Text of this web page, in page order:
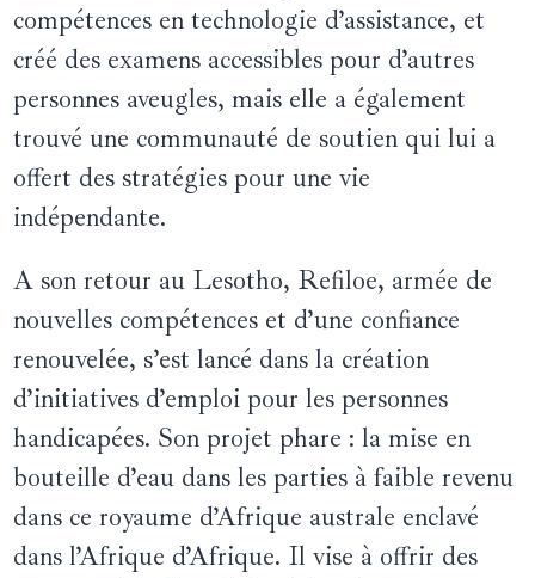
compétences en technologie d’assistance, et
créé des examens accessibles pour d’autres
personnes aveugles, mais elle a également
trouvé une communauté de soutien qui lui a
offert des stratégies pour une vie
indépendante.
A son retour au Lesotho, Refiloe, armée de
nouvelles compétences et d’une confiance
renouvelée, s’est lancé dans la création
d’initiatives d’emploi pour les personnes
handicapées. Son projet phare : la mise en
bouteille d’eau dans les parties à faible revenu
dans ce royaume d’Afrique australe enclavé
dans l’Afrique d’Afrique. Il vise à offrir des